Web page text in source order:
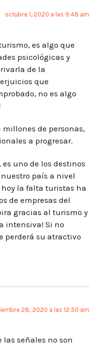
octubre 1, 2020 a las 9:48 am
es algo que
psicológicas y
de la
que
no es algo
de personas,
a progresar.
uno de los destinos
país a nivel
la falta turistas ha
de empresas del
gracias al turismo y
intensiva! Si no
perderá su atractivo
28, 2020 a las 12:50 am
las señales no son